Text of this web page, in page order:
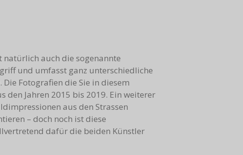
natürlich auch die sogenannte
und umfasst ganz unterschiedliche
Fotografien die Sie in diesem
den Jahren 2015 bis 2019. Ein weiterer
aus den Strassen
– doch noch ist diese
dafür die beiden Künstler